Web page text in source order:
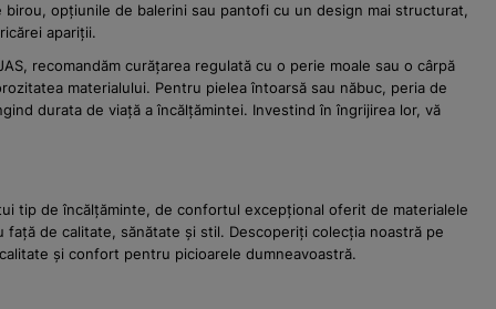
opțiunile de balerini sau pantofi cu un design mai structurat,
apariții.
recomandăm curățarea regulată cu o perie moale sau o cârpă
materialului. Pentru pielea întoarsă sau năbuc, peria de
durata de viață a încălțămintei. Investind în îngrijirea lor, vă
tip de încălțăminte, de confortul excepțional oferit de materialele
de calitate, sănătate și stil. Descoperiți colecția noastră pe
și confort pentru picioarele dumneavoastră.